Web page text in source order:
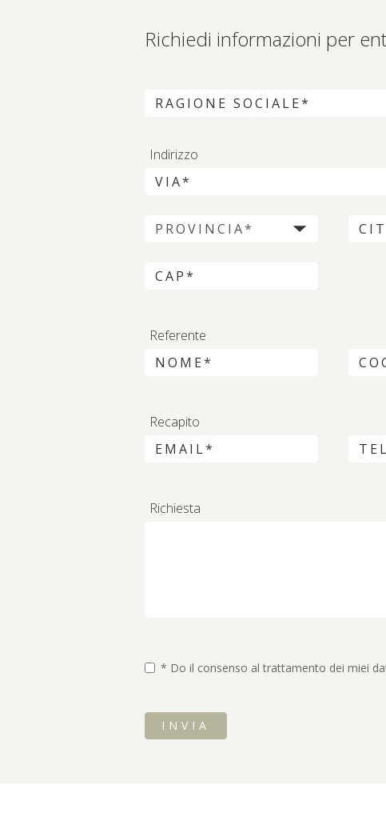
Richiedi informazioni per
Indirizzo
Referente
Recapito
Richiesta
* Do il consenso al trattamento dei miei
INVIA